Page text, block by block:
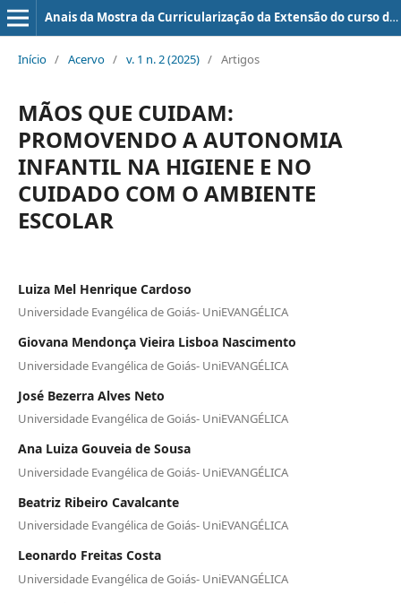
Anais da Mostra da Curricularização da Extensão do curso de Medicina da UniEVANGÉLICA
Início / Acervo / v. 1 n. 2 (2025) / Artigos
MÃOS QUE CUIDAM:
PROMOVENDO A AUTONOMIA
INFANTIL NA HIGIENE E NO
CUIDADO COM O AMBIENTE
ESCOLAR
Luiza Mel Henrique Cardoso
Universidade Evangélica de Goiás- UniEVANGÉLICA
Giovana Mendonça Vieira Lisboa Nascimento
Universidade Evangélica de Goiás- UniEVANGÉLICA
José Bezerra Alves Neto
Universidade Evangélica de Goiás- UniEVANGÉLICA
Ana Luiza Gouveia de Sousa
Universidade Evangélica de Goiás- UniEVANGÉLICA
Beatriz Ribeiro Cavalcante
Universidade Evangélica de Goiás- UniEVANGÉLICA
Leonardo Freitas Costa
Universidade Evangélica de Goiás- UniEVANGÉLICA